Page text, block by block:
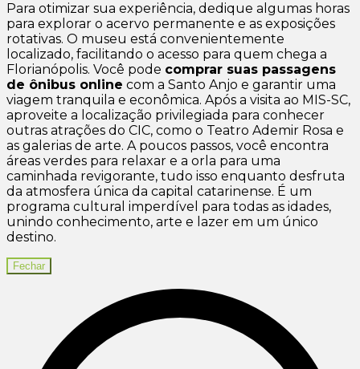
Para otimizar sua experiência, dedique algumas horas
para explorar o acervo permanente e as exposições
rotativas. O museu está convenientemente
localizado, facilitando o acesso para quem chega a
Florianópolis. Você pode comprar suas passagens
de ônibus online com a Santo Anjo e garantir uma
viagem tranquila e econômica. Após a visita ao MIS-SC,
aproveite a localização privilegiada para conhecer
outras atrações do CIC, como o Teatro Ademir Rosa e
as galerias de arte. A poucos passos, você encontra
áreas verdes para relaxar e a orla para uma
caminhada revigorante, tudo isso enquanto desfruta
da atmosfera única da capital catarinense. É um
programa cultural imperdível para todas as idades,
unindo conhecimento, arte e lazer em um único
destino.
Fechar